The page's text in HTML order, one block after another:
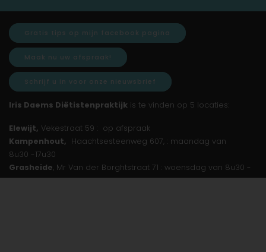
Gratis tips op mijn facebook pagina
Maak nu uw afspraak!
Schrijf u in voor onze nieuwsbrief
Iris Daems Diëtistenpraktijk is te vinden op 5 locaties:
Elewijt, Vekestraat 59 : op afspraak
Kampenhout, Haachtsesteenweg 607, : maandag van
8u30 -17u30
Grasheide , Mr Van der Borghtstraat 71 : woensdag van 8u30 -
18u